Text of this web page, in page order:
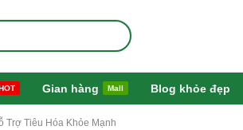
Gian hàng Mall Blog khỏe đẹp
Trợ Tiêu Hóa Khỏe Mạnh